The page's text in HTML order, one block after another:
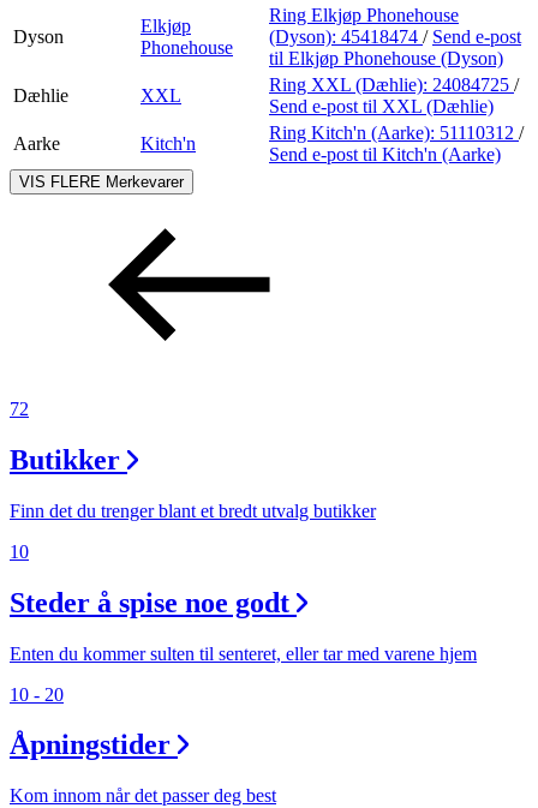
Dyson
Elkjøp
Phonehouse
Ring Elkjøp Phonehouse
(Dyson): 45418474 / Send e-post
til Elkjøp Phonehouse (Dyson)
Dæhlie
XXL
Ring XXL (Dæhlie): 24084725 /
Send e-post til XXL (Dæhlie)
Aarke
Kitch'n
Ring Kitch'n (Aarke): 51110312 /
Send e-post til Kitch'n (Aarke)
VIS FLERE Merkevarer
72
Butikker
Finn det du trenger blant et bredt utvalg butikker
10
Steder å spise noe godt
Enten du kommer sulten til senteret, eller tar med varene hjem
10 - 20
Åpningstider
Kom innom når det passer deg best